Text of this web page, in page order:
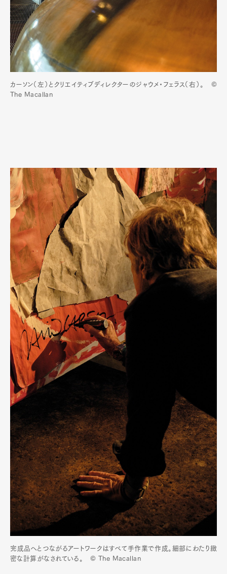
カーソン（左）とクリエイティブディレクターのジャウメ・フェラス（右）。 ©
The Macallan
完成品へとつながるアートワークはすべて手作業で作成。細部にわたり緻
密な計算がなされている。 © The Macallan